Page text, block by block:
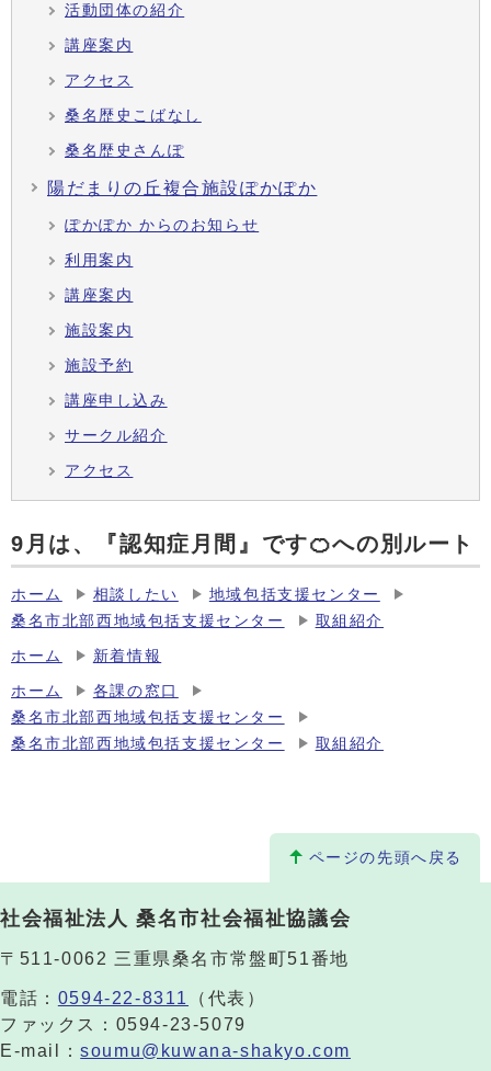
活動団体の紹介
講座案内
アクセス
桑名歴史こばなし
桑名歴史さんぽ
陽だまりの丘複合施設ぽかぽか
ぽかぽか からのお知らせ
利用案内
講座案内
施設案内
施設予約
講座申し込み
サークル紹介
アクセス
9月は、『認知症月間』です🍊への別ルート
ホーム 相談したい
地域包括支援センター
桑名市北部西地域包括支援センター
取組紹介
ホーム 新着情報
ホーム
各課の窓口
桑名市北部西地域包括支援センター
桑名市北部西地域包括支援センター
取組紹介
ページの先頭へ戻る
社会福祉法人 桑名市社会福祉協議会
〒511-0062 三重県桑名市常盤町51番地
電話： 0594-22-8311
（代表）
ファックス：0594-23-5079
E-mail：soumu@kuwana-shakyo.com